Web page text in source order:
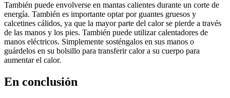
También puede envolverse en mantas calientes durante un corte de
energía. También es importante optar por guantes gruesos y
calcetines cálidos, ya que la mayor parte del calor se pierde a través
de las manos y los pies. También puede utilizar calentadores de
manos eléctricos. Simplemente sosténgalos en sus manos o
guárdelos en su bolsillo para transferir calor a su cuerpo para
aumentar el calor.
En conclusión